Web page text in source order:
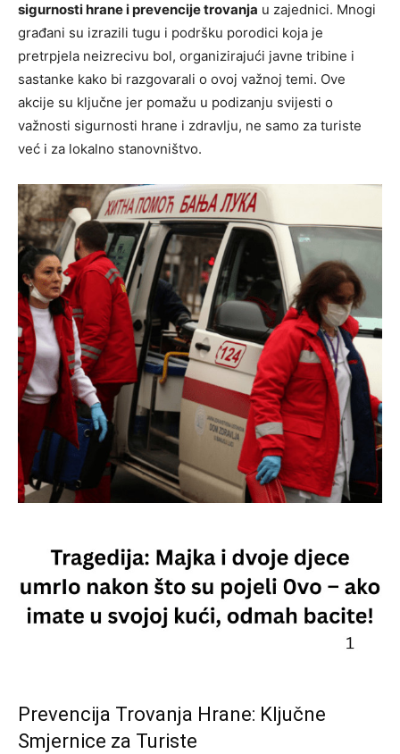
sigurnosti hrane i prevencije trovanja u zajednici. Mnogi
građani su izrazili tugu i podršku porodici koja je
pretrpjela neizrecivu bol, organizirajući javne tribine i
sastanke kako bi razgovarali o ovoj važnoj temi. Ove
akcije su ključne jer pomažu u podizanju svijesti o
važnosti sigurnosti hrane i zdravlju, ne samo za turiste
već i za lokalno stanovništvo.
Prevencija Trovanja Hrane: Ključne
Smjernice za Turiste